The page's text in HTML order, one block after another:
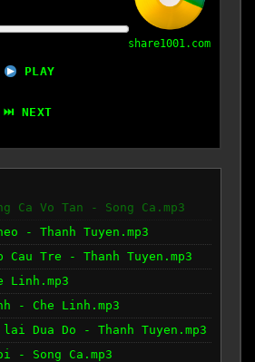
PLAY
⏭ NEXT
share1001.com
Ca Vo Tan - Song Ca.mp3
- Thanh Tuyen.mp3
Tre - Thanh Tuyen.mp3
Linh.mp3
- Che Linh.mp3
Dua Do - Thanh Tuyen.mp3
- Song Ca.mp3